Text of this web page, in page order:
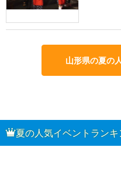
山形県の夏の
夏の人気イベントランキ